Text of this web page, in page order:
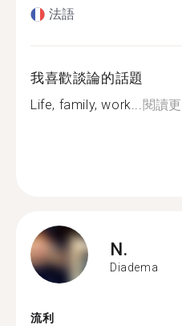
法語
我喜歡談論的話題
Life, family, work...閱讀
N.
Diadema
流利